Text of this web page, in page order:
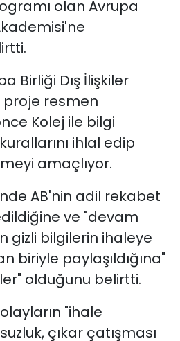
olan Avrupa
Birliği Dış İlişkiler
proje resmen
Kolej ile bilgi
ihlal edip
amaçlıyor.
AB'nin adil rekabet
ve "devam
gizli bilgilerin ihaleye
biriyle paylaşıldığına"
olduğunu belirtti.
"ihale
çıkar çatışması